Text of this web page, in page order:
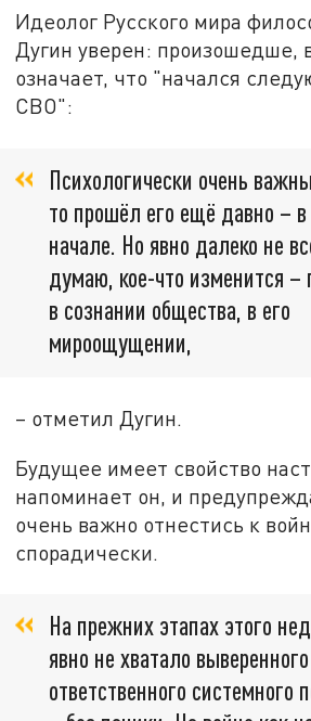
Идеолог Русского мира
Дугин уверен: произошедше,
означает, что "начался
СВО":
Психологически очень
то прошёл его ещё давно –
начале. Но явно далеко не
думаю, кое-что изменится –
в сознании общества, в его
мироощущении,
– отметил Дугин.
Будущее имеет свойство
напоминает он, и
очень важно отнестись к
спорадически.
На прежних этапах этого
явно не хватало
ответственного системного